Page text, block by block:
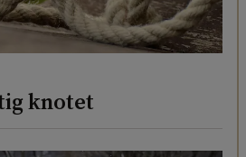
knotet